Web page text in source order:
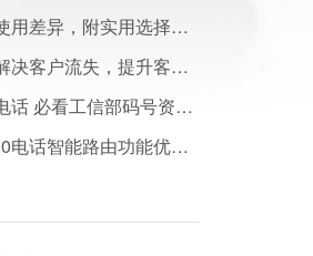
侯马不同行业400电话使用差异，附实用选择建议
太原400电话：帮企业解决客户流失，提升客户满意度实用方案
乌鲁木齐企业办理400电话 必看工信部码号资源管理政策解读
提效必备！邵阳企业400电话智能路由功能优势解析